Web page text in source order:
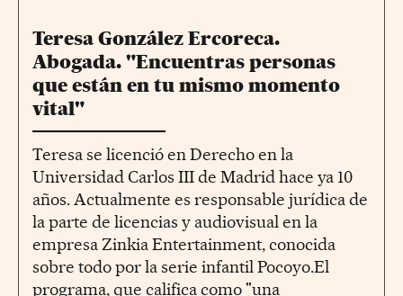
Teresa González Ercoreca.
Abogada. "Encuentras personas
que están en tu mismo momento
vital"
Teresa se licenció en Derecho en la
Universidad Carlos III de Madrid hace ya 10
años. Actualmente es responsable jurídica de
la parte de licencias y audiovisual en la
empresa Zinkia Entertainment, conocida
sobre todo por la serie infantil Pocoyo.El
programa, que califica como "una